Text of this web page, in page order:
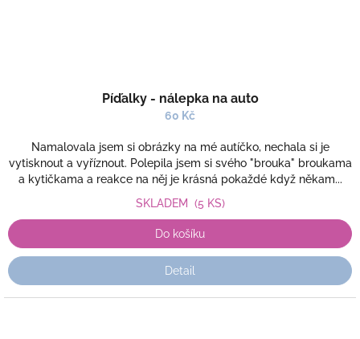
Píďalky - nálepka na auto
60 Kč
Namalovala jsem si obrázky na mé autíčko, nechala si je
vytisknout a vyříznout. Polepila jsem si svého "brouka" broukama
a kytičkama a reakce na něj je krásná pokaždé když někam...
SKLADEM (5 KS)
Do košíku
Detail